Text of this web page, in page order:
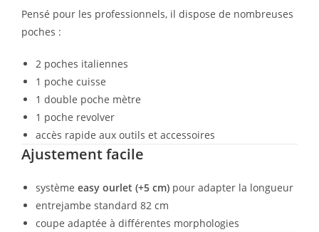
Pensé pour les professionnels, il dispose de nombreuses
poches :
2 poches italiennes
1 poche cuisse
1 double poche mètre
1 poche revolver
accès rapide aux outils et accessoires
Ajustement facile
système easy ourlet (+5 cm) pour adapter la longueur
entrejambe standard 82 cm
coupe adaptée à différentes morphologies